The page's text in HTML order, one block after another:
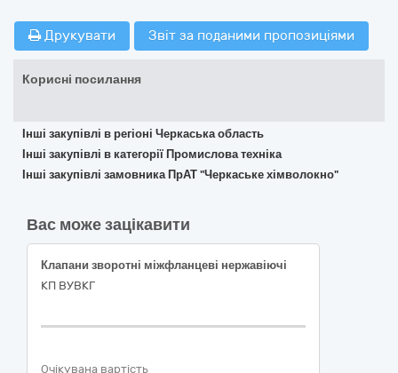
Друкувати Звіт за поданими пропозиціями
Корисні посилання
Інші закупівлі в регіоні Черкаська область
Інші закупівлі в категорії Промислова техніка
Інші закупівлі замовника ПрАТ "Черкаське хімволокно"
Вас може зацікавити
Клапани зворотні міжфланцеві нержавіючі
КП ВУВКГ
Очікувана вартість